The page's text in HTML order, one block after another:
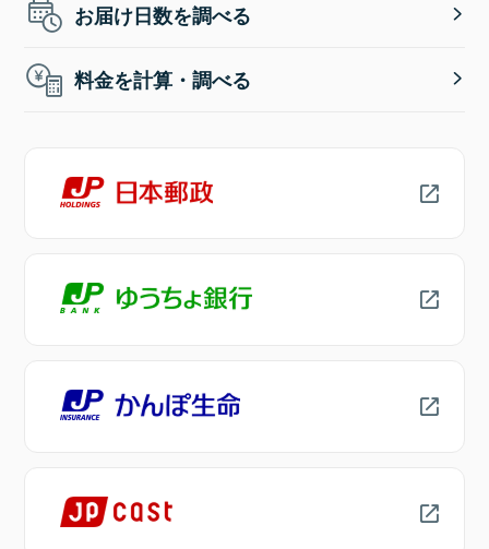
お届け日数を調べる
料金を計算・調べる